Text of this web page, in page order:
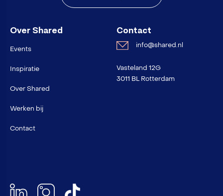
Over Shared
Events
Inspiratie
Over Shared
Werken bij
Contact
Contact
info@shared.nl
Vasteland 12G
3011 BL Rotterdam